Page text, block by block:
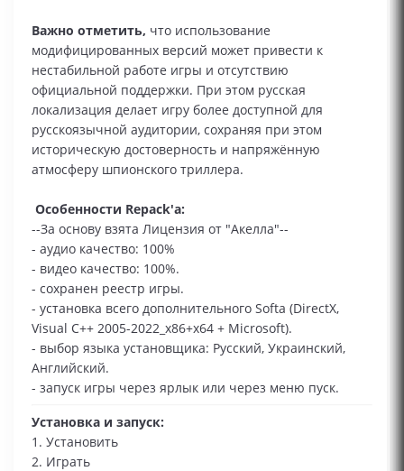
Важно отметить, что использование
модифицированных версий может привести к
нестабильной работе игры и отсутствию
официальной поддержки. При этом русская
локализация делает игру более доступной для
русскоязычной аудитории, сохраняя при этом
историческую достоверность и напряжённую
атмосферу шпионского триллера.
Особенности Repack'a:
--За основу взята Лицензия от "Акелла"--
- аудио качество: 100%
- видео качество: 100%.
- сохранен реестр игры.
- установка всего дополнительного Softa (DirectX,
Visual C++ 2005-2022_x86+x64 + Microsoft).
- выбор языка установщика: Русский, Украинский,
Английский.
- запуск игры через ярлык или через меню пуск.
Установка и запуск:
1. Установить
2. Играть